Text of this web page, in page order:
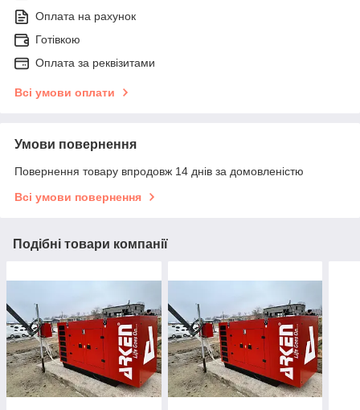
Оплата на рахунок
Готівкою
Оплата за реквізитами
Всі умови оплати
Умови повернення
Повернення товару впродовж 14 днів за домовленістю
Всі умови повернення
Подібні товари компанії